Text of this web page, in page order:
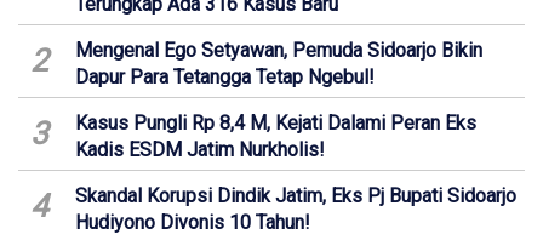
2
Mengenal Ego Setyawan, Pemuda Sidoarjo Bikin
Dapur Para Tetangga Tetap Ngebul!
3
Kasus Pungli Rp 8,4 M, Kejati Dalami Peran Eks
Kadis ESDM Jatim Nurkholis!
4
Skandal Korupsi Dindik Jatim, Eks Pj Bupati Sidoarjo
Hudiyono Divonis 10 Tahun!